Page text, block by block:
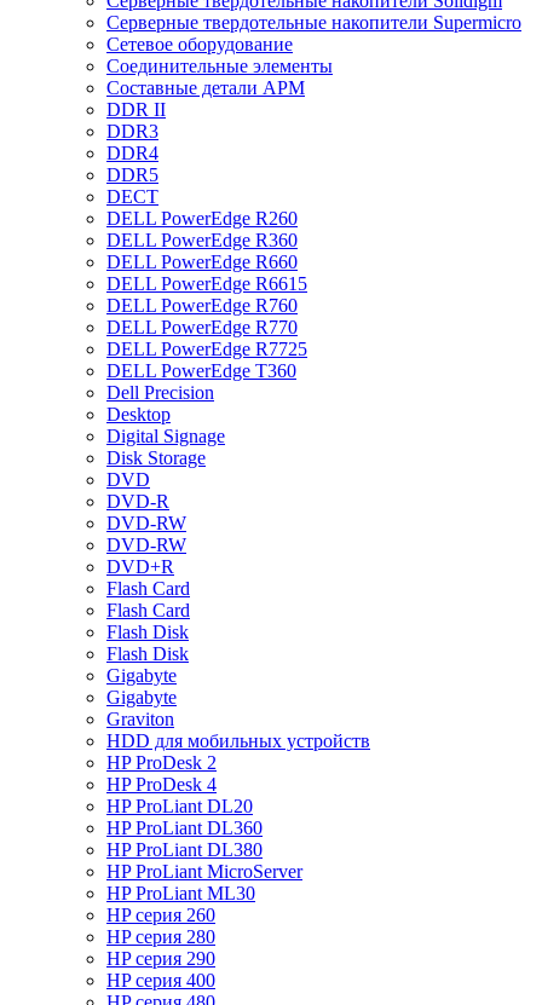
Cерверные твердотельные накопители Supermicro
Cетевое оборудование
Cоединительные элементы
Cоставные детали АРМ
DDR II
DDR3
DDR4
DDR5
DECT
DELL PowerEdge R260
DELL PowerEdge R360
DELL PowerEdge R660
DELL PowerEdge R6615
DELL PowerEdge R760
DELL PowerEdge R770
DELL PowerEdge R7725
DELL PowerEdge T360
Dell Precision
Desktop
Digital Signage
Disk Storage
DVD
DVD-R
DVD-RW
DVD-RW
DVD+R
Flash Card
Flash Card
Flash Disk
Flash Disk
Gigabyte
Gigabyte
Graviton
HDD для мобильных устройств
HP ProDesk 2
HP ProDesk 4
HP ProLiant DL20
HP ProLiant DL360
HP ProLiant DL380
HP ProLiant MicroServer
HP ProLiant ML30
HP серия 260
HP серия 280
HP серия 290
HP серия 400